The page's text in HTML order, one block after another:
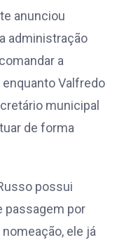
anunciou
administração
a
enquanto Valfredo
municipal
de forma
possui
passagem por
ele já